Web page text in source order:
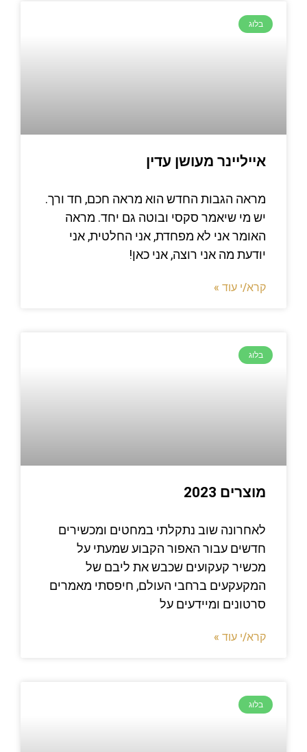
בלוג
אייליינר מעושן עדין
מראה הגבות החדש הוא מראה חכם, חד ורך.
יש מי שיאמר סקסי ובוטה גם יחד. מראה
האומר אני לא מפחדת, אני החלטית, אני
יודעת מה אני רוצה, אני כאן!
קרא/י עוד »
בלוג
מוצרים 2023
לאחרונה שוב נתקלתי במחטים ומכשירים
חדשים עבור האפור הקבוע שמעתי על
מכשיר קעקועים שכבש את ליבם של
המקעקעים ברחבי העולם, חיפסתי מאמרים
סרטונים ומיידעים על
קרא/י עוד »
בלוג